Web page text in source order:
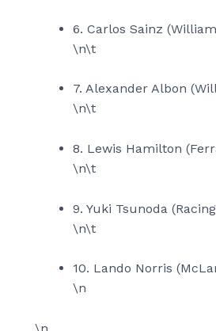
6. Carlos Sainz
\n\t
7. Alexander Albon
\n\t
8. Lewis Hamilton
\n\t
9. Yuki Tsunoda
\n\t
10. Lando Norris
\n